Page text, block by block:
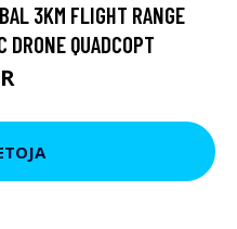
3KM FLIGHT RANGE
DRONE QUADCOPT